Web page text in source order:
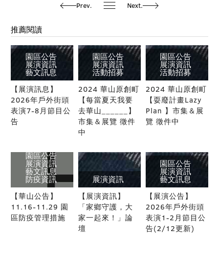
Prev. Next.
推薦閱讀
園區公告
展演資訊
藝文訊息
【展演訊息】
2026年戶外街頭
表演7-8月節目公
告
園區公告
展演資訊
活動招募
2024 華山原創町
【每當夏天我要
去華山______】
市集＆展覽 徵件
中
園區公告
展演資訊
活動招募
2024 華山原創町
【耍廢計畫Lazy
Plan 】市集＆展
覽 徵件中
園區公告
展演資訊
藝文訊息
防疫資訊
【華山公告】
11.16-11.29 園
區防疫管理措施
展演資訊
【展演資訊】
「家鄉守護，大
家一起來！」論
壇
園區公告
展演資訊
藝文訊息
【展演公告】
2026年戶外街頭
表演1-2月節目公
告(2/12更新)